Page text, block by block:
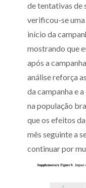
de tentativas de
verificou-se
início da
mostrando que
após a
análise reforça
da campanha e
na população
que os efeitos
mês seguinte a
continuar por